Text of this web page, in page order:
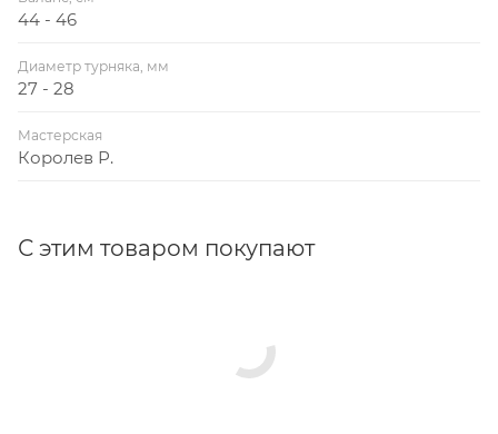
44 - 46
Диаметр турняка, мм
27 - 28
Мастерская
Королев Р.
С этим товаром покупают